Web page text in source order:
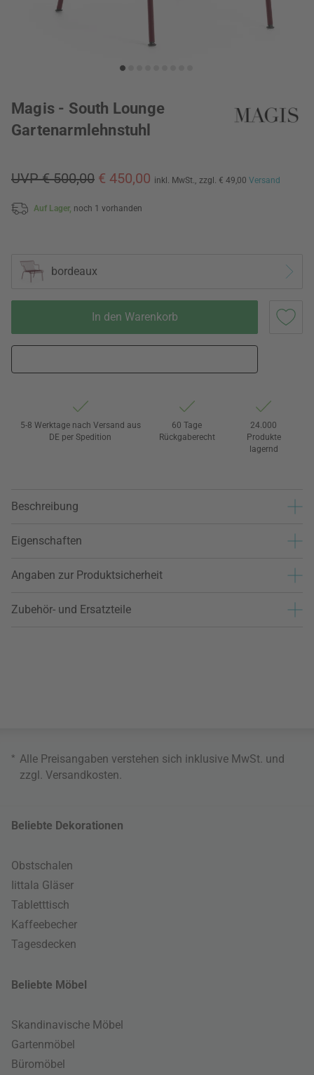
Magis - South Lounge
Gartenarmlehnstuhl
UVP € 500,00 € 450,00 inkl. MwSt., zzgl. € 49,00 Versand
Auf Lager, noch 1 vorhanden
bordeaux
In den Warenkorb
5-8 Werktage nach Versand aus
DE per Spedition
60 Tage
Rückgaberecht
24.000
Produkte
lagernd
Beschreibung
Eigenschaften
Angaben zur Produktsicherheit
Zubehör- und Ersatzteile
* Alle Preisangaben verstehen sich inklusive MwSt. und
zzgl. Versandkosten
Beliebte Dekorationen
Obstschalen
Iittala Gläser
Tabletttisch
Kaffeebecher
Tagesdecken
Beliebte Möbel
Skandinavische Möbel
Gartenmöbel
Büromöbel